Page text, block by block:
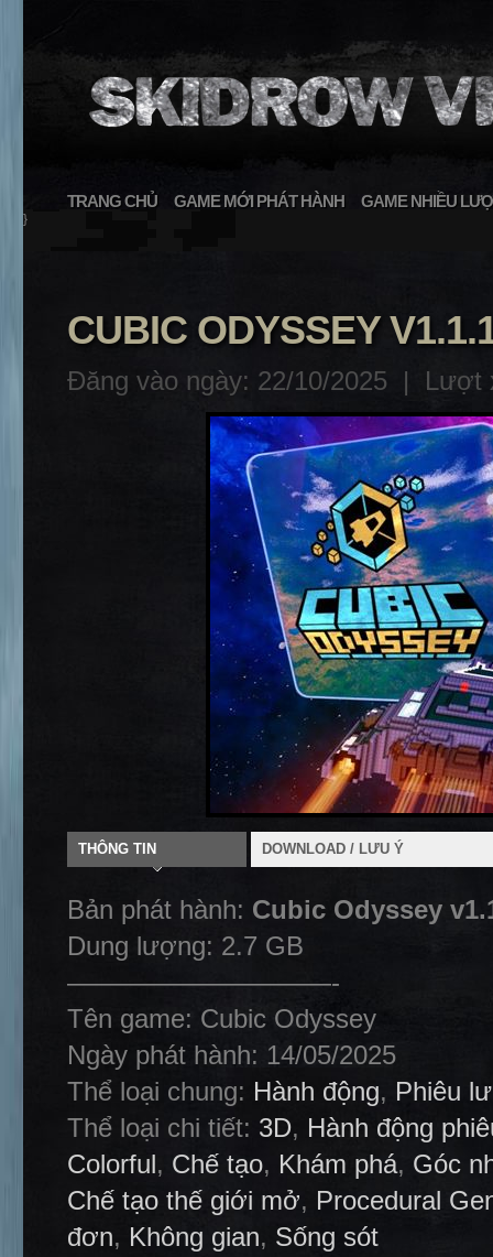
TRANG CHỦ GAME MỚI PHÁT HÀNH GAME NHIỀU
}
CUBIC ODYSSEY
Đăng vào ngày: 22/10/2025 | Lượt
THÔNG TIN DOWNLOAD / LƯU Ý
Bản phát hành: Cubic Odyssey
Dung lượng: 2.7 GB
——————————-
Tên game: Cubic Odyssey
Ngày phát hành: 14/05/2025
Thể loại chung: Hành động, Phiêu
Thể loại chi tiết: 3D, Hành động
Colorful, Chế tạo, Khám phá, Góc
Chế tạo thế giới mở, Procedural
đơn, Không gian, Sống sót